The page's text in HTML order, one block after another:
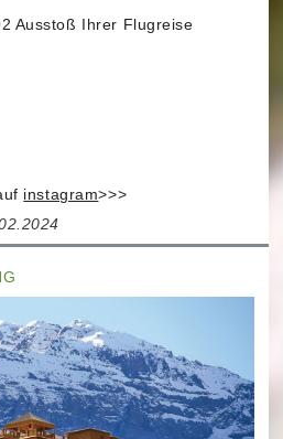
Ausstoß Ihrer Flugreise
instagram>>>